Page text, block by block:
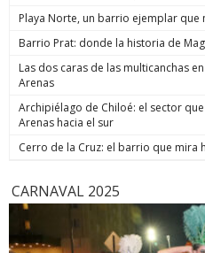
Playa Norte, un barrio ejemplar que
Barrio Prat: donde la historia de
Las dos caras de las multicanchas
Arenas
Archipiélago de Chiloé: el sector
Arenas hacia el sur
Cerro de la Cruz: el barrio que mira
CARNAVAL 2025